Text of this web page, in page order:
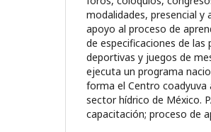
modalidades, presencial y
apoyo al proceso de
de especificaciones de
deportivas y juegos de
ejecuta un programa
forma el Centro coadyuva
sector hídrico de México.
capacitación; proceso de